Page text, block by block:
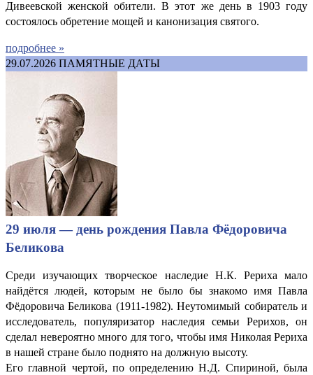
Дивеевской женской обители. В этот же день в 1903 году
состоялось обретение мощей и канонизация святого.
подробнее »
29.07.2026 ПАМЯТНЫЕ ДАТЫ
29 июля — день рождения Павла Фёдоровича
Беликова
Среди изучающих творческое наследие Н.К. Рериха мало
найдётся людей, которым не было бы знакомо имя Павла
Фёдоровича Беликова (1911-1982). Неутомимый собиратель и
исследователь, популяризатор наследия семьи Рерихов, он
сделал невероятно много для того, чтобы имя Николая Рериха
в нашей стране было поднято на должную высоту.
Его главной чертой, по определению Н.Д. Спириной, была